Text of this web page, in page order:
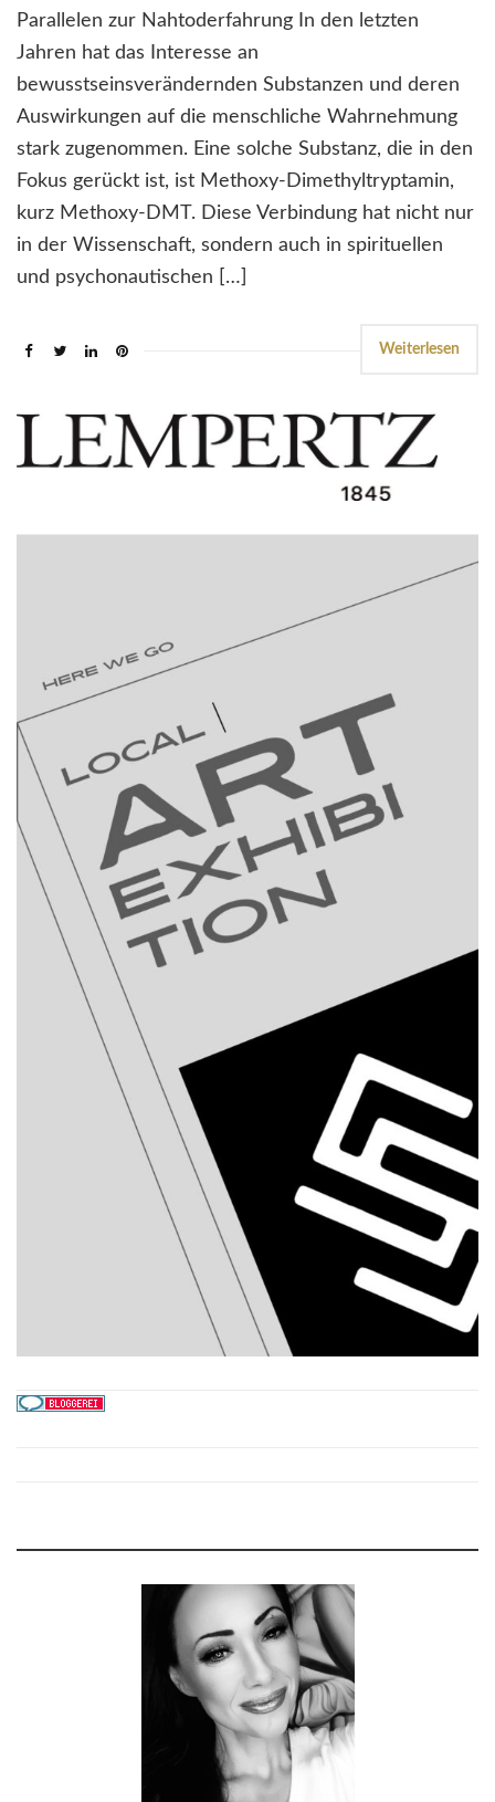
Parallelen zur Nahtoderfahrung In den letzten
Jahren hat das Interesse an
bewusstseinsverändernden Substanzen und deren
Auswirkungen auf die menschliche Wahrnehmung
stark zugenommen. Eine solche Substanz, die in den
Fokus gerückt ist, ist Methoxy-Dimethyltryptamin,
kurz Methoxy-DMT. Diese Verbindung hat nicht nur
in der Wissenschaft, sondern auch in spirituellen
und psychonautischen […]
Weiterlesen